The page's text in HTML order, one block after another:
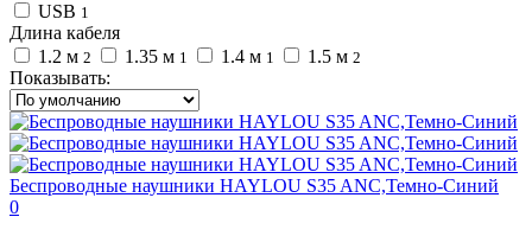
USB 1
Длина кабеля
1.2 м 2 1.35 м 1 1.4 м 1 1.5 м 2
Показывать:
Беспроводные наушники HAYLOU S35 ANC,Темно-Синий
0